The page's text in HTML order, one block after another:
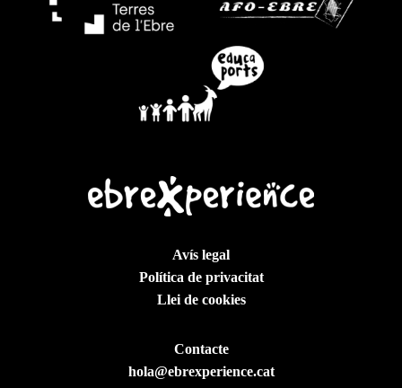
Avís legal
Política de privacitat
Llei de cookies
Contacte
hola@ebrexperience.cat